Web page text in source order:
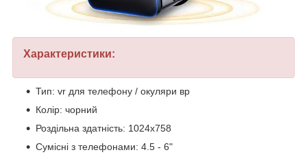
Характеристики:
Тип: vr для телефону / окуляри вр
Колір: чорний
Роздільна здатність: 1024x758
Сумісні з телефонами: 4.5 - 6"